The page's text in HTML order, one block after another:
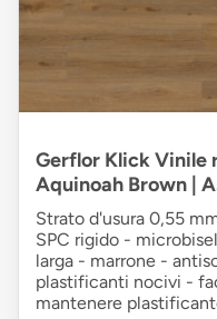
Gerflor Klick Vinile
Aquinoah Brown |
Strato d'usura 0,55
SPC rigido -
larga - marrone -
plastificanti nocivi -
mantenere